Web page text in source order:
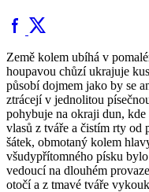
Země kolem ubíhá v
houpavou chůzí ukrajuje
působí dojmem jako by se
ztrácejí v jednolitou
pohybuje na okraji dun,
vlasů z tváře a čistím rty
šátek, obmotaný kolem
všudypřítomného písku
vedoucí na dlouhém
otočí a z tmavé tváře